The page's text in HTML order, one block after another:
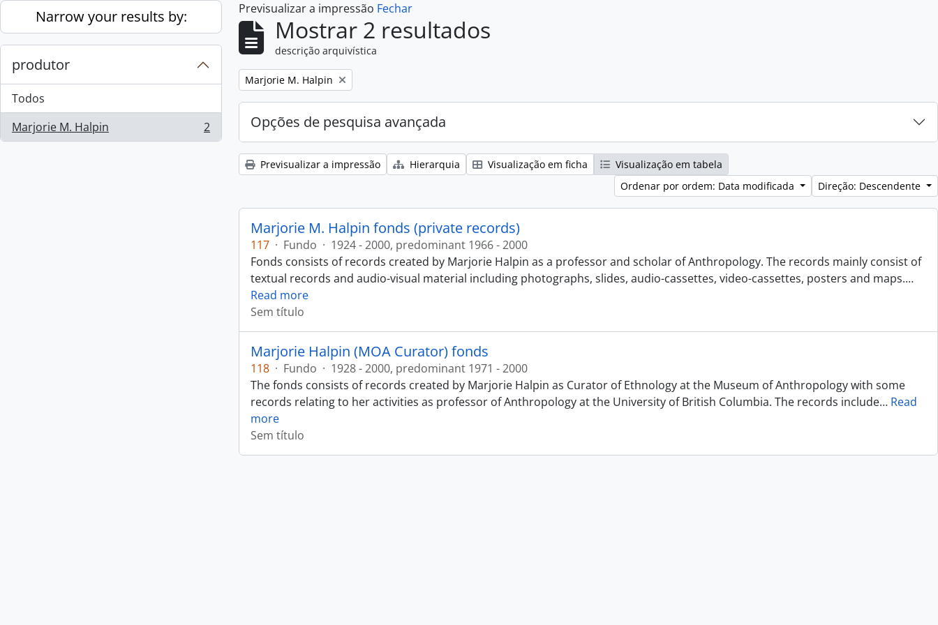
Skip to main content
Narrow your results by:
produtor
Todos
Marjorie M. Halpin
, 2 resultados 2
Previsualizar a impressão Fechar
Mostrar 2 resultados
descrição arquivística
Remove filter:
Marjorie M. Halpin
Opções de pesquisa avançada
Previsualizar a impressão Hierarquia Visualização em ficha
Visualização em tabela
Ordenar por ordem: Data modificada
Direção: Descendente
Marjorie M. Halpin fonds (private records)
117 · Fundo · 1924 - 2000, predominant 1966 - 2000
Fonds consists of records created by Marjorie Halpin as a professor and scholar of Anthropology. The records mainly consist of
textual records and audio-visual material including photographs, slides, audio-cassettes, video-cassettes, posters and maps.…
Read more
Sem título
Marjorie Halpin (MOA Curator) fonds
118 · Fundo · 1928 - 2000, predominant 1971 - 2000
The fonds consists of records created by Marjorie Halpin as Curator of Ethnology at the Museum of Anthropology with some
records relating to her activities as professor of Anthropology at the University of British Columbia. The records include… Read
more
Sem título